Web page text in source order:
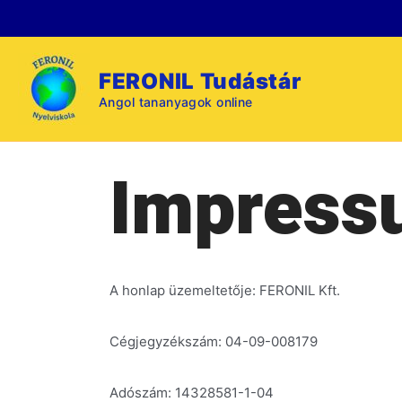
to
content
FERONIL Tudástár
Angol tananyagok online
A honlap üzemeltetője: FERONIL Kft.
Cégjegyzékszám: 04-09-008179
Adószám: 14328581-1-04